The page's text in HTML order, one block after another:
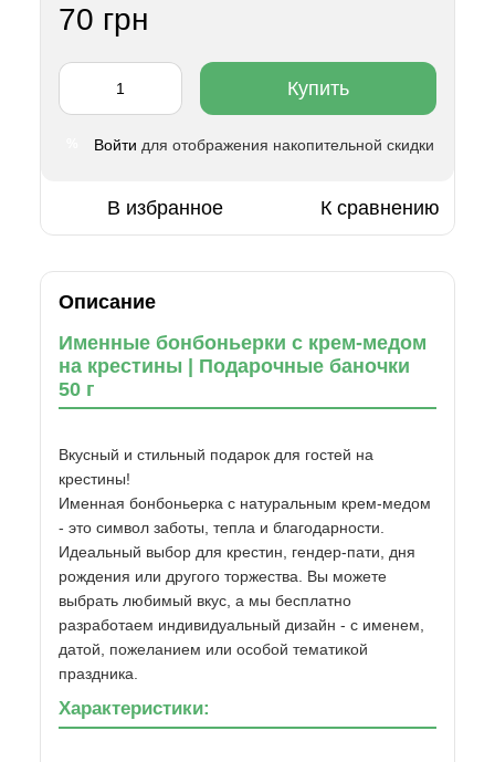
70 грн
Купить
Войти для отображения накопительной скидки
В избранное К сравнению
Описание
Именные бонбоньерки с крем-медом
на крестины | Подарочные баночки
50 г
Вкусный и стильный подарок для гостей на
крестины!
Именная бонбоньерка с натуральным крем-медом
- это символ заботы, тепла и благодарности.
Идеальный выбор для крестин, гендер-пати, дня
рождения или другого торжества. Вы можете
выбрать любимый вкус, а мы бесплатно
разработаем индивидуальный дизайн - с именем,
датой, пожеланием или особой тематикой
праздника.
Характеристики: